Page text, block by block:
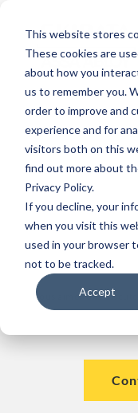
This website stores
These cookies are
about how you
us to remember you.
order to improve and
experience and for
visitors both on this
find out more about
Privacy Policy.
If you decline, your
when you visit this
used in your browser
not to be tracked.
Accept
Nous aimerions